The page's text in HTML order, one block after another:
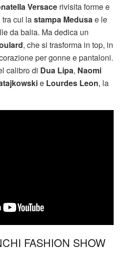
Versace rivisita forme e
cui lastampa Medusa e le
da balia. Ma dedica un
, che si trasforma in top, in
per gonne e pantaloni.
calibro di Dua Lipa, Naomi
e Lourdes Leon, la
FASHION SHOW